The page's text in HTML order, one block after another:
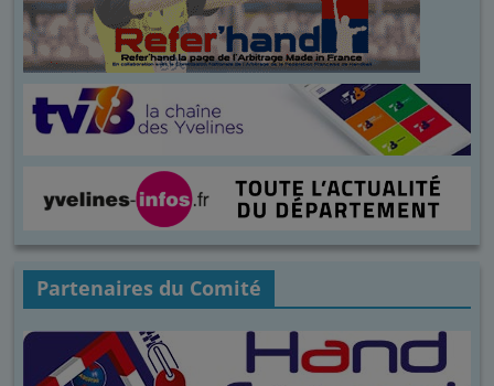
Partenaires du Comité